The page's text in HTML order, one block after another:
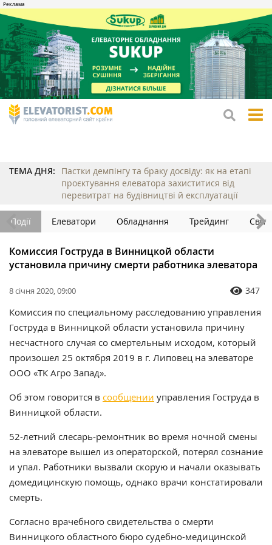
ТЕМА ДНЯ:
Пастки демпінгу та браку досвіду: як на етапі
проєктування елеватора захиститися від
перевитрат на будівництві й експлуатації
Події Елеватори Обладнання Трейдинг Світ
Комиссия Гоструда в Винницкой области
установила причину смерти работника элеватора
8 січня 2020, 09:00 347
Комиссия по специальному расследованию управления
Гоструда в Винницкой области установила причину
несчастного случая со смертельным исходом, который
произошел 25 октября 2019 в г. Липовец на элеваторе
ООО «ТК Агро Запад».
Об этом говорится в сообщении управления Гоструда в
Винницкой области.
52-летний слесарь-ремонтник во время ночной смены
на элеваторе вышел из операторской, потерял сознание
и упал. Работники вызвали скорую и начали оказывать
домедицинскую помощь, однако врачи констатировали
смерть.
Согласно врачебного свидетельства о смерти
Винницкого областного бюро судебно-медицинской